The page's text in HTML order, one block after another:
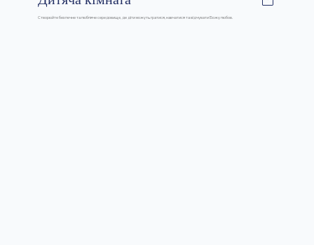
Створюйте безпечне та любляче середовище, де діти можуть гратися, навчатися та відчувати Божу любов.